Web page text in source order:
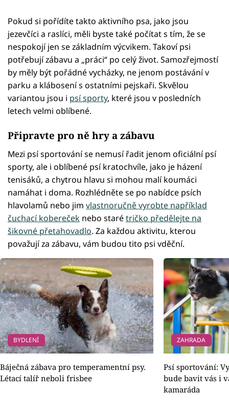
Pokud si pořídíte takto aktivního psa, jako jsou
jezevčíci a raslíci, měli byste také počítat s tím, že se
nespokojí jen se základním výcvikem. Takoví psi
potřebují zábavu a „práci“ po celý život. Samozřejmostí
by měly být pořádné vycházky, ne jenom postávání v
parku a klábosení s ostatními pejskaři. Skvělou
variantou jsou i psí sporty, které jsou v posledních
letech velmi oblíbené.
Připravte pro ně hry a zábavu
Mezi psí sportování se nemusí řadit jenom oficiální psí
sporty, ale i oblíbené psí kratochvíle, jako je házení
tenisáků, a chytrou hlavu si mohou malí koumáci
namáhat i doma. Rozhlédněte se po nabídce psích
hlavolamů nebo jim vlastnoručně vyrobte například
čuchací kobereček nebo starétričko předělejte na
šikovné přetahovadlo. Za každou aktivitu, kterou
považují za zábavu, vám budou tito psi vděční.
BYDLENÍ
Báječná zábava pro temperamentní psy.
Létací talíř neboli frisbee
ZAHRADA
Psí sportování:
bude bavit vás i
kamaráda